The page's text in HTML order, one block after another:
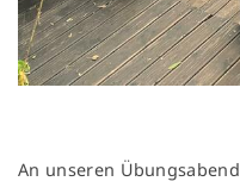
An unseren